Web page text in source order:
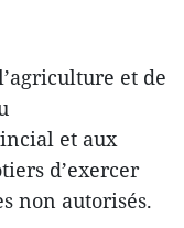
et de
et aux
d’exercer
non autorisés.